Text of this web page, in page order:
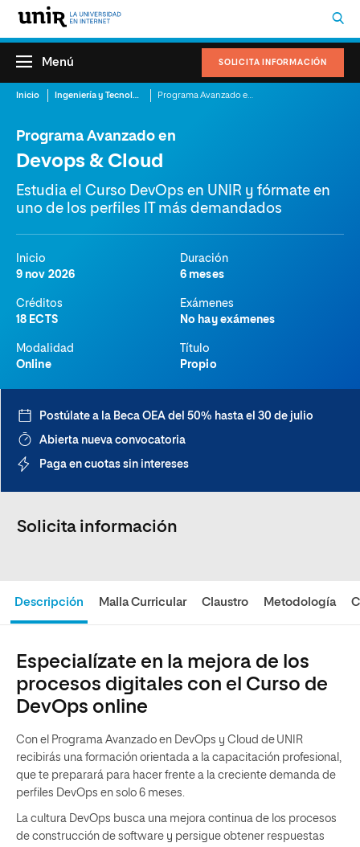
SOLICITA INFORMACIÓN
Menú
Inicio Ingeniería y Tecnología
Programa Avanzado en
Devops & Cloud
Estudia el Curso DevOps en UNIR y fórmate en
uno de los perfiles IT más demandados
Inicio
9 nov 2026
Duración
6 meses
Créditos
18 ECTS
Exámenes
No hay exámenes
Modalidad
Online
Título
Propio
Descripción Malla Curricular Claustro Metodología
Especialízate en la mejora de los
procesos digitales con el Curso de
DevOps online
Con el Programa Avanzado en DevOps y Cloud de UNIR
recibirás una formación orientada a la capacitación profesional,
que te preparará para hacer frente a la creciente demanda de
perfiles DevOps en solo 6 meses.
La cultura DevOps busca una mejora continua de los procesos
de construcción de software y persigue obtener respuestas
Postúlate a la Beca OEA del 50% hasta el 30 de julio
Abierta nueva convocatoria
Paga en cuotas sin intereses
Solicita información